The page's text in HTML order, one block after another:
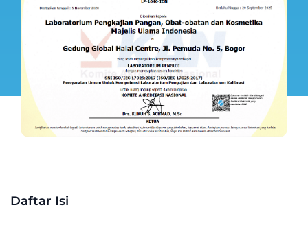
Daftar Isi